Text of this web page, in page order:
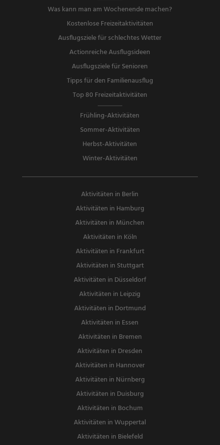
Was kann man am Wochenende machen?
Kostenlose Freizeitaktivitäten
Ausflugsziele für schlechtes Wetter
Actionreiche Ausflugsideen
Ausflugsziele für Senioren
Tipps für den Familienausflug
Top 80 Freizeitaktivitäten
Frühling-Aktivitäten
Sommer-Aktivitäten
Herbst-Aktivitäten
Winter-Aktivitäten
Aktivitäten in Berlin
Aktivitäten in Hamburg
Aktivitäten in München
Aktivitäten in Köln
Aktivitäten in Frankfurt
Aktivitäten in Stuttgart
Aktivitäten in Düsseldorf
Aktivitäten in Leipzig
Aktivitäten in Dortmund
Aktivitäten in Essen
Aktivitäten in Bremen
Aktivitäten in Dresden
Aktivitäten in Hannover
Aktivitäten in Nürnberg
Aktivitäten in Duisburg
Aktivitäten in Bochum
Aktivitäten in Wuppertal
Aktivitäten in Bielefeld